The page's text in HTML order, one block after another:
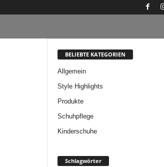
BELIEBTE KATEGORIEN
Allgemein
Style Highlights
Produkte
Schuhpflege
Kinderschuhe
Schlagwörter